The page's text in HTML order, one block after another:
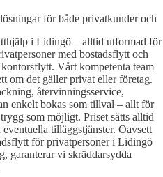
för både privatkunder och
i Lidingö – alltid utformad för
med bostadsflytt och
Vårt kompetenta team
om det gäller privat eller företag.
återvinningsservice,
enkelt bokas som tillval – allt för
som möjligt. Priset sätts alltid
tilläggstjänster. Oavsett
för privatpersoner i Lidingö
garanterar vi skräddarsydda